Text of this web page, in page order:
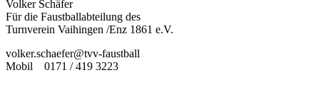
Volker Schäfer
Für die Faustballabteilung des
Turnverein Vaihingen /Enz 1861 e.V.
volker.schaefer@tvv-faustball
Mobil 0171 / 419 3223